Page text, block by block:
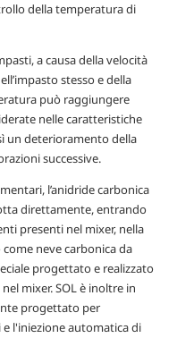
della temperatura di
a causa della velocità
stesso e della
può raggiungere
nelle caratteristiche
un deterioramento della
successive.
l’anidride carbonica
direttamente, entrando
presenti nel mixer, nella
neve carbonica da
progettato e realizzato
mixer. SOL è inoltre in
progettato per
l'iniezione automatica di